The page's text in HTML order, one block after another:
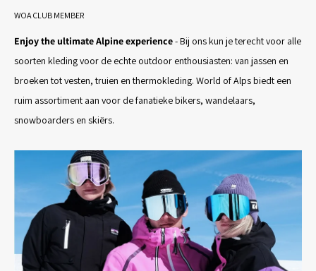
WOA CLUB MEMBER
Enjoy the ultimate Alpine experience- Bij ons kun je terecht voor alle
soorten kleding voor de echte outdoor enthousiasten: van jassen en
broeken tot vesten, truien en thermokleding. World of Alps biedt een
ruim assortiment aan voor de fanatieke bikers, wandelaars,
snowboarders en skiërs.